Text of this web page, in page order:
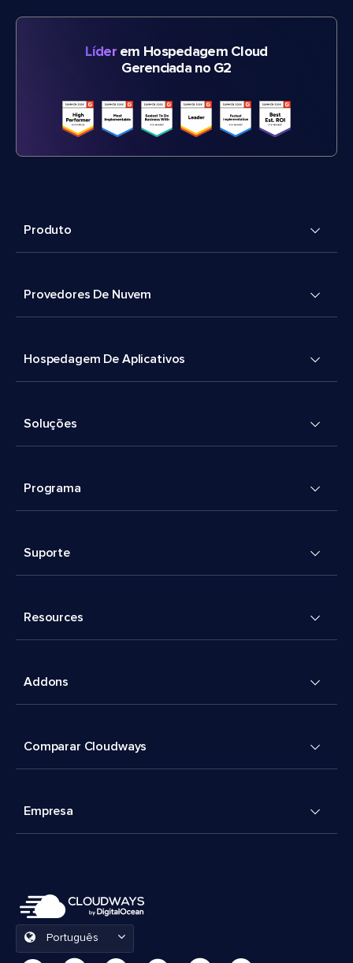
Líderem Hospedagem Cloud
Gerenciada no G2
Produto
Provedores De Nuvem
Hospedagem De Aplicativos
Soluções
Programa
Suporte
Resources
Addons
Comparar Cloudways
Empresa
Português